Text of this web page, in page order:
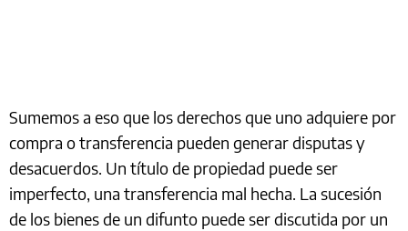
Sumemos a eso que los derechos que uno adquiere por
compra o transferencia pueden generar disputas y
desacuerdos. Un título de propiedad puede ser
imperfecto, una transferencia mal hecha. La sucesión
de los bienes de un difunto puede ser discutida por un